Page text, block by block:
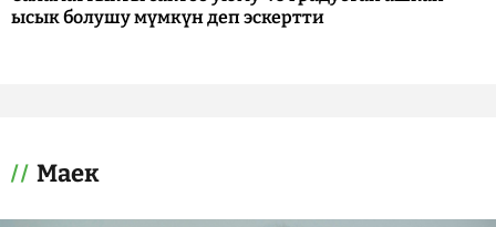
ысык болушу мүмкүн деп эскертти
Маек